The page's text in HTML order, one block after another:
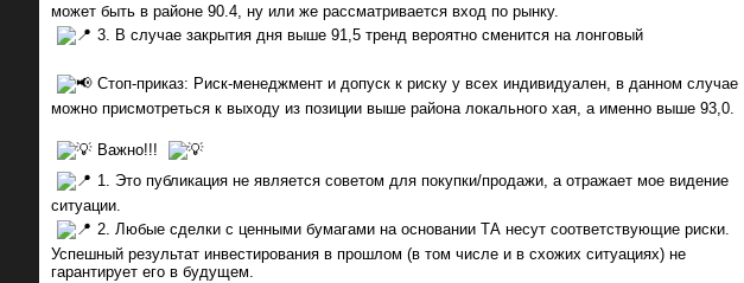
может быть в районе 90.4, ну или же рассматривается вход по рынку.
3. В случае закрытия дня выше 91,5 тренд вероятно сменится на лонговый
Стоп-приказ: Риск-менеджмент и допуск к риску у всех индивидуален, в данном случае
можно присмотреться к выходу из позиции выше района локального хая, а именно выше 93,0.
Важно!!!
1. Это публикация не является советом для покупки/продажи, а отражает мое видение
ситуации.
2. Любые сделки с ценными бумагами на основании ТА несут соответствующие риски.
Успешный результат инвестирования в прошлом (в том числе и в схожих ситуациях) не
гарантирует его в будущем.